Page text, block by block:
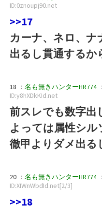
ID:0znoupj90.net
>>17
カーナ、ネロ、ナ
出るし貫通するか
18 ： 名も無きハンターHR774
ID:y8hXDkKId.net
前スレでも数字出
よっては属性シル
徹甲よりダメ出る
20 ： 名も無きハンターHR774
ID:XIWnWbdId.net[2/3]
>>18